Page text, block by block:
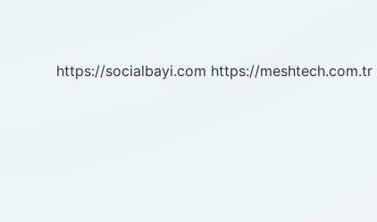
https://socialbayi.com https://meshtech.com.tr